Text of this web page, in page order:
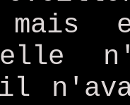
elle